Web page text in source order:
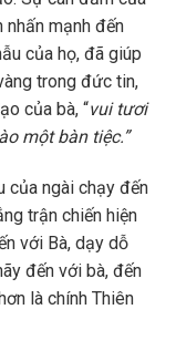
mạnh đến
của họ, đã giúp
trong đức tin,
của bà, “vui tươi
một bàn tiệc.”
của ngài chạy đến
trận chiến hiện
với Bà, dạy dỗ
đến với bà, đến
là chính Thiên